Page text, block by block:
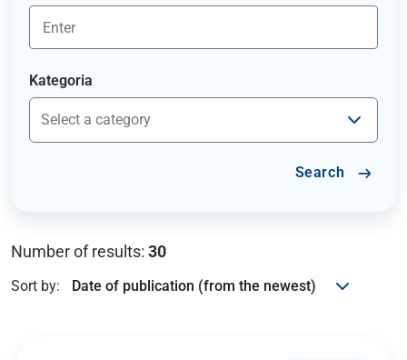
Kategoria
Search
Number of results: 30
Sort by: